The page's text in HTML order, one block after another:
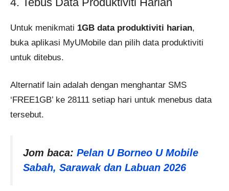
Untuk menikmati 1GB data produktiviti harian,
buka aplikasi MyUMobile dan pilih data produktiviti
untuk ditebus.
Alternatif lain adalah dengan menghantar SMS
‘FREE1GB’ ke 28111 setiap hari untuk menebus data
tersebut.
Jom baca: Pelan U Borneo U Mobile
Sabah, Sarawak dan Labuan 2026